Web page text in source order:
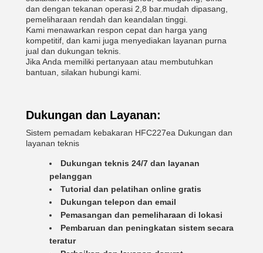
dan dengan tekanan operasi 2,8 bar.mudah dipasang,
pemeliharaan rendah dan keandalan tinggi.
Kami menawarkan respon cepat dan harga yang
kompetitif, dan kami juga menyediakan layanan purna
jual dan dukungan teknis.
Jika Anda memiliki pertanyaan atau membutuhkan
bantuan, silakan hubungi kami.
Dukungan dan Layanan:
Sistem pemadam kebakaran HFC227ea Dukungan dan
layanan teknis
Dukungan teknis 24/7 dan layanan
pelanggan
Tutorial dan pelatihan online gratis
Dukungan telepon dan email
Pemasangan dan pemeliharaan di lokasi
Pembaruan dan peningkatan sistem secara
teratur